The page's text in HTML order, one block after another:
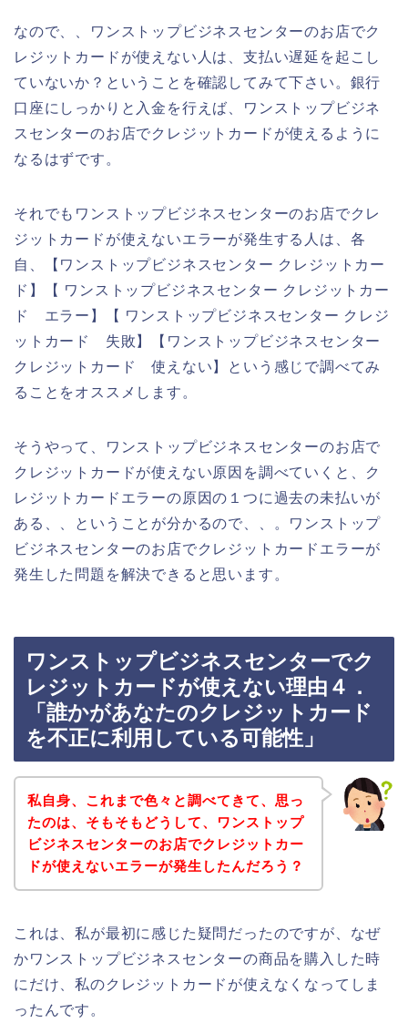
なので、、ワンストップビジネスセンターのお店でク
レジットカードが使えない人は、支払い遅延を起こし
ていないか？ということを確認してみて下さい。銀行
口座にしっかりと入金を行えば、ワンストップビジネ
スセンターのお店でクレジットカードが使えるように
なるはずです。
それでもワンストップビジネスセンターのお店でクレ
ジットカードが使えないエラーが発生する人は、各
自、【ワンストップビジネスセンター クレジットカー
ド】【 ワンストップビジネスセンター クレジットカー
ド エラー】【 ワンストップビジネスセンター クレジ
ットカード 失敗】【ワンストップビジネスセンター
クレジットカード 使えない】という感じで調べてみ
ることをオススメします。
そうやって、ワンストップビジネスセンターのお店で
クレジットカードが使えない原因を調べていくと、ク
レジットカードエラーの原因の１つに過去の未払いが
ある、、ということが分かるので、、。ワンストップ
ビジネスセンターのお店でクレジットカードエラーが
発生した問題を解決できると思います。
ワンストップビジネスセンターでク
レジットカードが使えない理由４．
「誰かがあなたのクレジットカード
を不正に利用している可能性」
私自身、これまで色々と調べてきて、思っ
たのは、そもそもどうして、ワンストップ
ビジネスセンターのお店でクレジットカー
ドが使えないエラーが発生したんだろう？
これは、私が最初に感じた疑問だったのですが、なぜ
かワンストップビジネスセンターの商品を購入した時
にだけ、私のクレジットカードが使えなくなってしま
ったんです。